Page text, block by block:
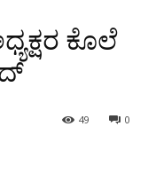
ಕೊಲೆ
0
49